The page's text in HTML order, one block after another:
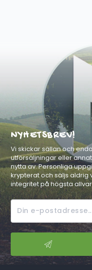
NYHETSBREV!
Vi skickar sällan och
utförsäljningar eller
nytta av. Personliga
krypterat och säljs aldrig
integritet på högsta